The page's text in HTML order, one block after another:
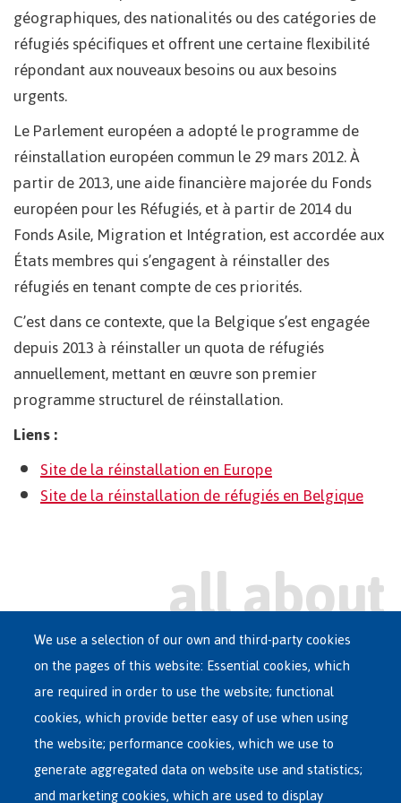
géographiques, des nationalités ou des catégories de
réfugiés spécifiques et offrent une certaine flexibilité
répondant aux nouveaux besoins ou aux besoins
urgents.
Le Parlement européen a adopté le programme de
réinstallation européen commun le 29 mars 2012. À
partir de 2013, une aide financière majorée du Fonds
européen pour les Réfugiés, et à partir de 2014 du
Fonds Asile, Migration et Intégration, est accordée aux
États membres qui s’engagent à réinstaller des
réfugiés en tenant compte de ces priorités.
C’est dans ce contexte, que la Belgique s’est engagée
depuis 2013 à réinstaller un quota de réfugiés
annuellement, mettant en œuvre son premier
programme structurel de réinstallation.
Liens :
Site de la réinstallation en Europe
Site de la réinstallation de réfugiés en Belgique
Main
menu
ASYLUM IN BELGIUM
RECEPTION CENTRES
VOLUNTARY RETURN
We use a selection of our own and third-party cookies
on the pages of this website: Essential cookies, which
are required in order to use the website; functional
cookies, which provide better easy of use when using
the website; performance cookies, which we use to
generate aggregated data on website use and statistics;
and marketing cookies, which are used to display